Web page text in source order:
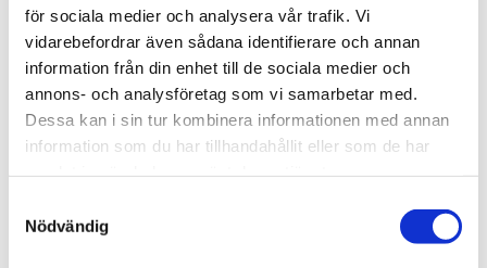
för sociala medier och analysera vår trafik. Vi
vidarebefordrar även sådana identifierare och annan
information från din enhet till de sociala medier och
annons- och analysföretag som vi samarbetar med.
Dessa kan i sin tur kombinera informationen med annan
information som du har tillhandahållit eller som de har
Nödvändig
Specifikationer
Omdömen